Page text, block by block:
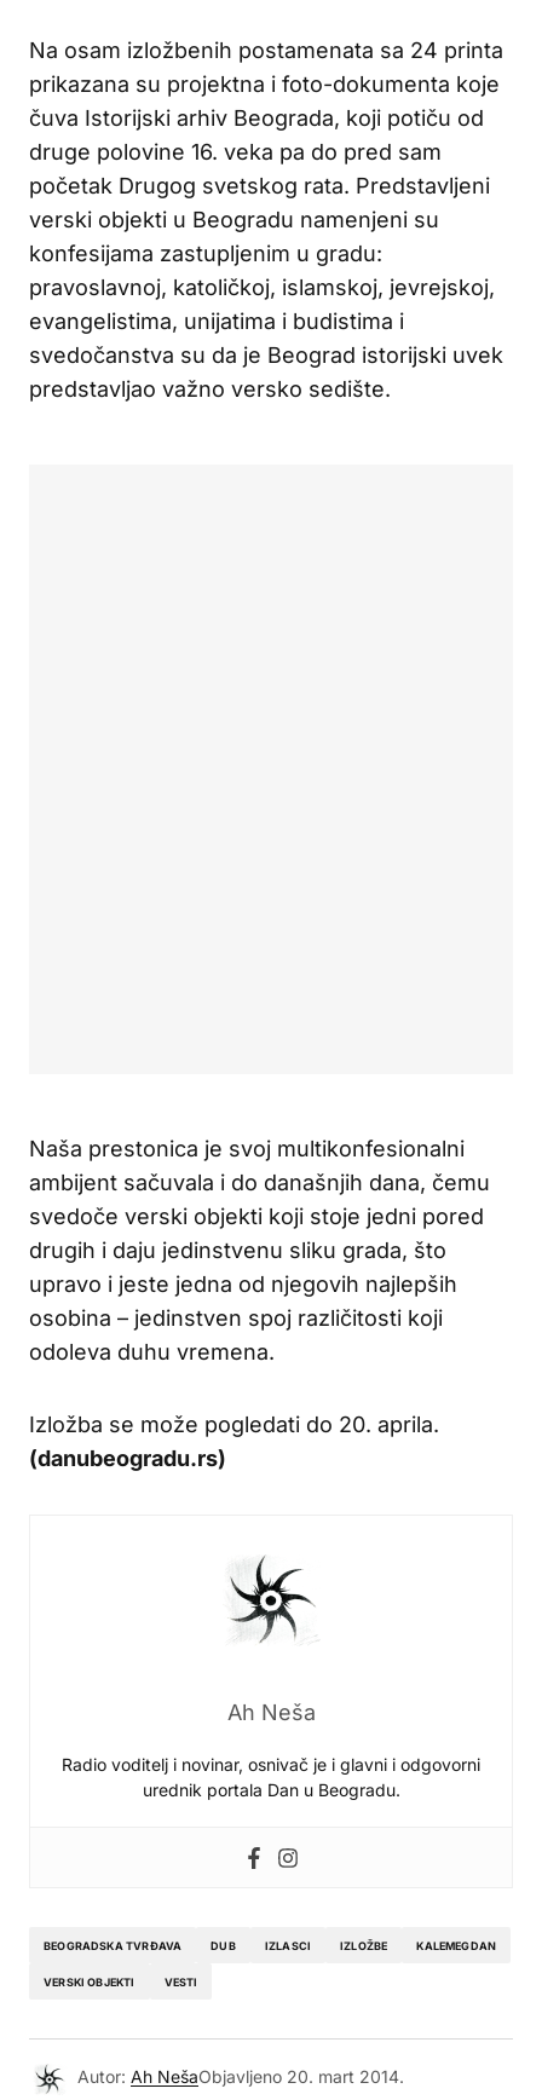
Na osam izložbenih postamenata sa 24 printa
prikazana su projektna i foto-dokumenta koje
čuva Istorijski arhiv Beograda, koji potiču od
druge polovine 16. veka pa do pred sam
početak Drugog svetskog rata. Predstavljeni
verski objekti u Beogradu namenjeni su
konfesijama zastupljenim u gradu:
pravoslavnoj, katoličkoj, islamskoj, jevrejskoj,
evangelistima, unijatima i budistima i
svedočanstva su da je Beograd istorijski uvek
predstavljao važno versko sedište.
Naša prestonica je svoj multikonfesionalni
ambijent sačuvala i do današnjih dana, čemu
svedoče verski objekti koji stoje jedni pored
drugih i daju jedinstvenu sliku grada, što
upravo i jeste jedna od njegovih najlepših
osobina – jedinstven spoj različitosti koji
odoleva duhu vremena.
Izložba se može pogledati do 20. aprila.
(danubeogradu.rs)
Ah Neša
Radio voditelj i novinar, osnivač je i glavni i odgovorni
urednik portala Dan u Beogradu.
BEOGRADSKA TVRĐAVA DUB IZLASCI IZLOŽBE KALEMEGDAN
VERSKI OBJEKTI VESTI
Autor: Ah NešaObjavljeno 20. mart 2014.